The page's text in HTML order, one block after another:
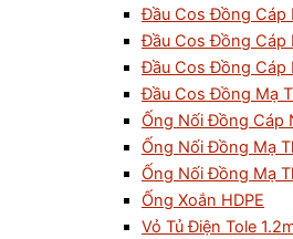
Đầu Cos Đồng Cáp
Đầu Cos Đồng Cáp
Đầu Cos Đồng Cáp
Đầu Cos Đồng Mạ
Ống Nối Đồng Cáp
Ống Nối Đồng Mạ
Ống Nối Đồng Mạ
Ống Xoắn HDPE
Vỏ Tủ Điện Tole